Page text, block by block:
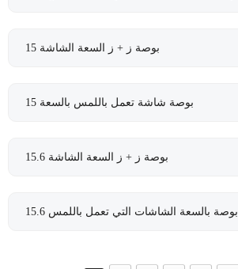
15 بوصة ز + ز السعة الشاشة
15 بوصة شاشة تعمل باللمس بالسعة
15.6 بوصة ز + ز السعة الشاشة
15.6 بوصة بالسعة الشاشات التي تعمل باللمس